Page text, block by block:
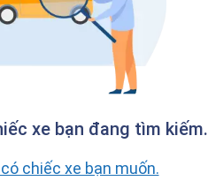
xe bạn đang tìm kiếm.
chiếc xe bạn muốn.